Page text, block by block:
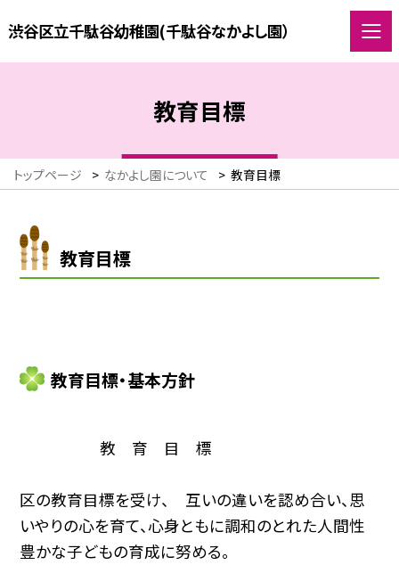
渋谷区立千駄谷幼稚園(千駄谷なかよし園）
教育目標
トップページ > なかよし園について > 教育目標
教育目標
教育目標・基本方針
教 育 目 標
区の教育目標を受け、 互いの違いを認め合い、思
いやりの心を育て、心身ともに調和のとれた人間性
豊かな子どもの育成に努める。